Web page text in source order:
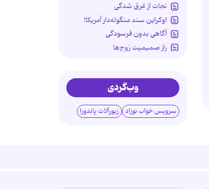
نجات از غرق شدگی
اوکراین سند منگوله‌دار آمریکا!
آگاهی بدون فرسودگی
راز صمیمیت زوج‌ها
تاوان ناهماهنگی پنهان والدین
وب‌گردی
سرویس خواب نوزاد زیورآلات پاندورا